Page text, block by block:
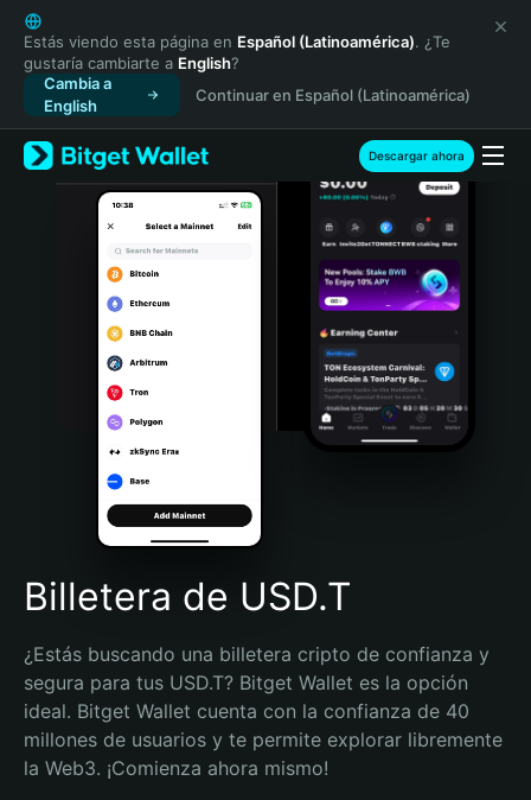
English
日本語
Tiếng Việt
Русский
Español (Latinoamérica)
Türkçe
Italiano
Português (Portugal)
Bahasa Indonesia
Português (Brasil)
Español (Argentina)
Estás viendo esta página en Español (Latinoamérica). ¿Te
gustaría cambiarte a English?
Cambia a
English
Continuar en Español (Latinoamérica)
Descargar ahora
Billetera de USD.T
¿Estás buscando una billetera cripto de confianza y
segura para tus USD.T? Bitget Wallet es la opción
ideal. Bitget Wallet cuenta con la confianza de 40
millones de usuarios y te permite explorar libremente
la Web3. ¡Comienza ahora mismo!